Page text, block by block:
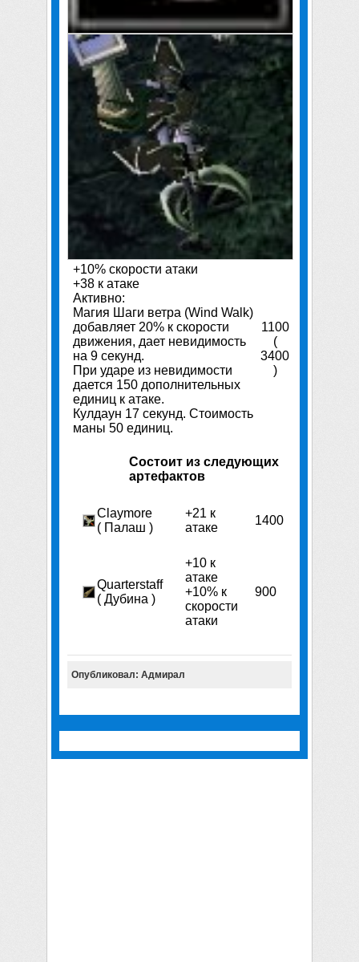
+10% cкорости атаки
+38 к атаке
Активно:
Магия Шаги ветра (Wind Walk)
добавляет 20% к скорости
движения, дает невидимость
на 9 секунд.
При ударе из невидимости
дается 150 дополнительных
единиц к атаке.
Кулдаун 17 секунд. Стоимость
маны 50 единиц.
1100
(
3400
)
Состоит из следующих
артефактов
Claymore
( Палаш )
+21 к
атаке
1400
Quarterstaff
( Дубина )
+10 к
атаке
+10% к
скорости
атаки
900
Опубликовал: Адмирал